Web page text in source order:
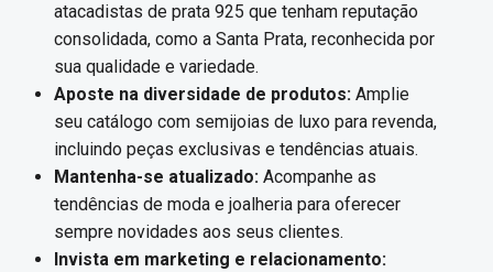
atacadistas de prata 925 que tenham reputação
consolidada, como a Santa Prata, reconhecida por
sua qualidade e variedade.
Aposte na diversidade de produtos: Amplie
seu catálogo com semijoias de luxo para revenda,
incluindo peças exclusivas e tendências atuais.
Mantenha-se atualizado: Acompanhe as
tendências de moda e joalheria para oferecer
sempre novidades aos seus clientes.
Invista em marketing e relacionamento: